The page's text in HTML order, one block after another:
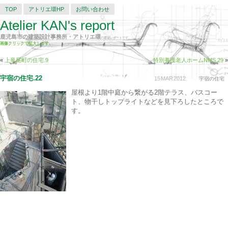
TOP アトリエ環HP お問い合わせ
Atelier KAN's report
鹿児島市の建築設計事務所・アトリエ環の建築レポートです。
画像クリックで拡大します。
« 上竜尾町の住宅.9 特別養護老人ホームNMS.29 »
15MAR2012 宇宿の住宅
宇宿の住宅.22
屋根より1階中庭から繋がる2階テラス、バスコー
ト、物干しトップライトなどを見下ろしたところで
す。